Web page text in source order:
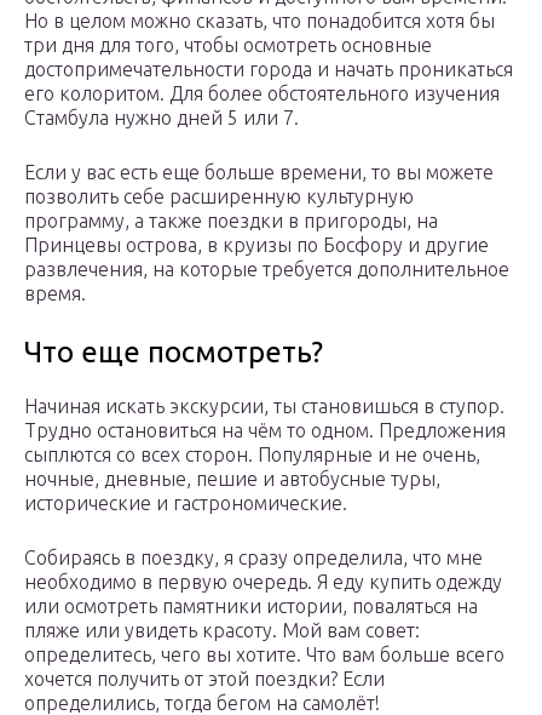
Но в целом можно сказать, что понадобится хотя бы
три дня для того, чтобы осмотреть основные
достопримечательности города и начать проникаться
его колоритом. Для более обстоятельного изучения
Стамбула нужно дней 5 или 7.
Если у вас есть еще больше времени, то вы можете
позволить себе расширенную культурную
программу, а также поездки в пригороды, на
Принцевы острова, в круизы по Босфору и другие
развлечения, на которые требуется дополнительное
время.
Что еще посмотреть?
Начиная искать экскурсии, ты становишься в ступор.
Трудно остановиться на чём то одном. Предложения
сыплются со всех сторон. Популярные и не очень,
ночные, дневные, пешие и автобусные туры,
исторические и гастрономические.
Собираясь в поездку, я сразу определила, что мне
необходимо в первую очередь. Я еду купить одежду
или осмотреть памятники истории, поваляться на
пляже или увидеть красоту. Мой вам совет:
определитесь, чего вы хотите. Что вам больше всего
хочется получить от этой поездки? Если
определились, тогда бегом на самолёт!